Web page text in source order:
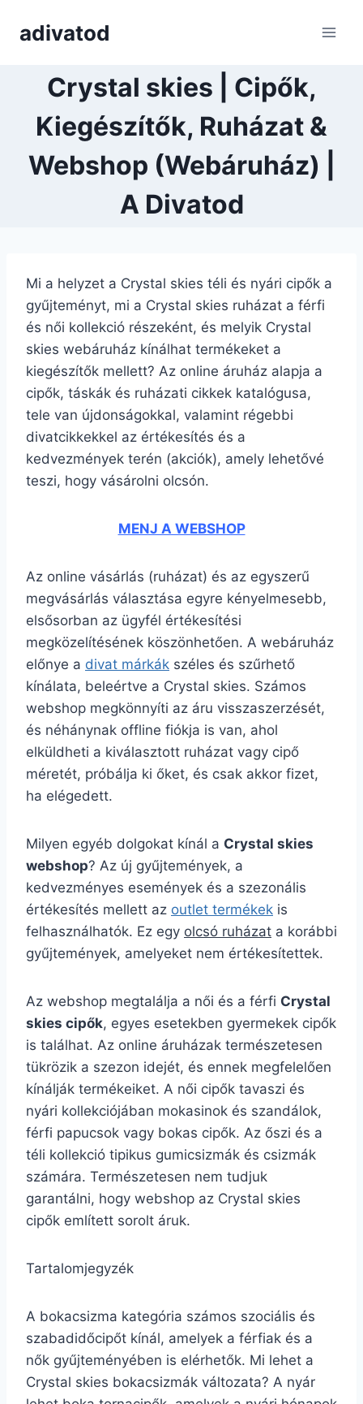
adivatod
Crystal skies | Cipők,
Kiegészítők, Ruházat &
Webshop (Webáruház) |
A Divatod
Mi a helyzet a Crystal skies téli és nyári cipők a
gyűjteményt, mi a Crystal skies ruházat a férfi
és női kollekció részeként, és melyik Crystal
skies webáruház kínálhat termékeket a
kiegészítők mellett? Az online áruház alapja a
cipők, táskák és ruházati cikkek katalógusa,
tele van újdonságokkal, valamint régebbi
divatcikkekkel az értékesítés és a
kedvezmények terén (akciók), amely lehetővé
teszi, hogy vásárolni olcsón.
MENJ A WEBSHOP
Az online vásárlás (ruházat) és az egyszerű
megvásárlás választása egyre kényelmesebb,
elsősorban az ügyfél értékesítési
megközelítésének köszönhetően. A webáruház
előnye a divat márkák széles és szűrhető
kínálata, beleértve a Crystal skies. Számos
webshop megkönnyíti az áru visszaszerzését,
és néhánynak offline fiókja is van, ahol
elküldheti a kiválasztott ruházat vagy cipő
méretét, próbálja ki őket, és csak akkor fizet,
ha elégedett.
Milyen egyéb dolgokat kínál a Crystal skies
webshop? Az új gyűjtemények, a
kedvezményes események és a szezonális
értékesítés mellett az outlet termékek is
felhasználhatók. Ez egy olcsó ruházat a korábbi
gyűjtemények, amelyeket nem értékesítettek.
Az webshop megtalálja a női és a férfi Crystal
skies cipők, egyes esetekben gyermekek cipők
is találhat. Az online áruházak természetesen
tükrözik a szezon idejét, és ennek megfelelően
kínálják termékeiket. A női cipők tavaszi és
nyári kollekciójában mokasinok és szandálok,
férfi papucsok vagy bokas cipők. Az őszi és a
téli kollekció tipikus gumicsizmák és csizmák
számára. Természetesen nem tudjuk
garantálni, hogy webshop az Crystal skies
cipők említett sorolt áruk.
Tartalomjegyzék
A bokacsizma kategória számos szociális és
szabadidőcipőt kínál, amelyek a férfiak és a
nők gyűjteményében is elérhetők. Mi lehet a
Crystal skies bokacsizmák változata? A nyár